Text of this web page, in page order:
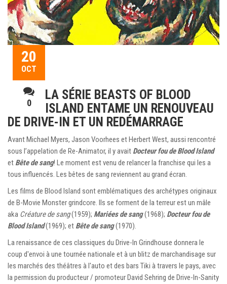
20
OCT
0
LA SÉRIE BEASTS OF BLOOD
ISLAND ENTAME UN RENOUVEAU
DE DRIVE-IN ET UN REDÉMARRAGE
Avant Michael Myers, Jason Voorhees et Herbert West, aussi rencontré
sous l’appelation de Re-Animator, il y avait Docteur fou de Blood Island
et Bête de sang! Le moment est venu de relancer la franchise qui les a
tous influencés. Les bêtes de sang reviennent au grand écran.
Les films de Blood Island sont emblématiques des archétypes originaux
de B-Movie Monster grindcore. Ils se forment de la terreur est un mâle
aka Créature de sang(1959); Mariées de sang(1968); Docteur fou de
Blood Island(1969); et Bête de sang(1970).
La renaissance de ces classiques du Drive-In Grindhouse donnera le
coup d'envoi à une tournée nationale et à un blitz de marchandisage sur
les marchés des théâtres à l'auto et des bars Tiki à travers le pays, avec
la permission du producteur / promoteur David Sehring de Drive-In-Sanity